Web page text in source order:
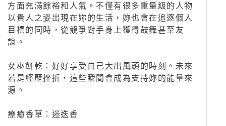
方面充滿餘裕和人氣。不僅有很多重量級的人物
以貴人之姿出現在妳的生活，妳也會在追逐個人
目標的同時，從競爭對手身上獲得鼓舞甚至友
誼。
女巫餅乾：好好享受自己大出風頭的時刻。未來
若是經歷挫折，這些瞬間會成為支持妳的能量來
源。
療癒香草：迷迭香